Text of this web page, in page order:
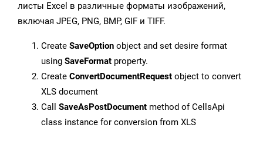
листы Excel в различные форматы изображений,
включая JPEG, PNG, BMP, GIF и TIFF.
Create SaveOption object and set desire format
using SaveFormat property.
Create ConvertDocumentRequest object to convert
XLS document
Call SaveAsPostDocument method of CellsApi
class instance for conversion from XLS